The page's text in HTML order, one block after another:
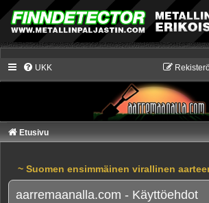
UKK
Etusivu
~ Suomen ensimmäinen virallinen
aarremaanalla.com - Käyttöehdot